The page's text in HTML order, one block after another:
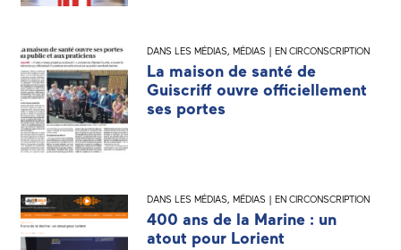
DANS LES MÉDIAS, MÉDIAS | EN CIRCONSCRIPTION
La maison de santé de
Guiscriff ouvre officiellement
ses portes
DANS LES MÉDIAS, MÉDIAS | EN CIRCONSCRIPTION
400 ans de la Marine : un
atout pour Lorient